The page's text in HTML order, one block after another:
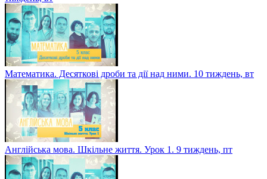
Українська мова. Повторення, узагальнення і систематизація
вивченого з розділу "Орфоепія й орфографія". Урок 2. 10
тиждень, вт
Математика. Десяткові дроби та дії над ними. 10 тиждень, вт